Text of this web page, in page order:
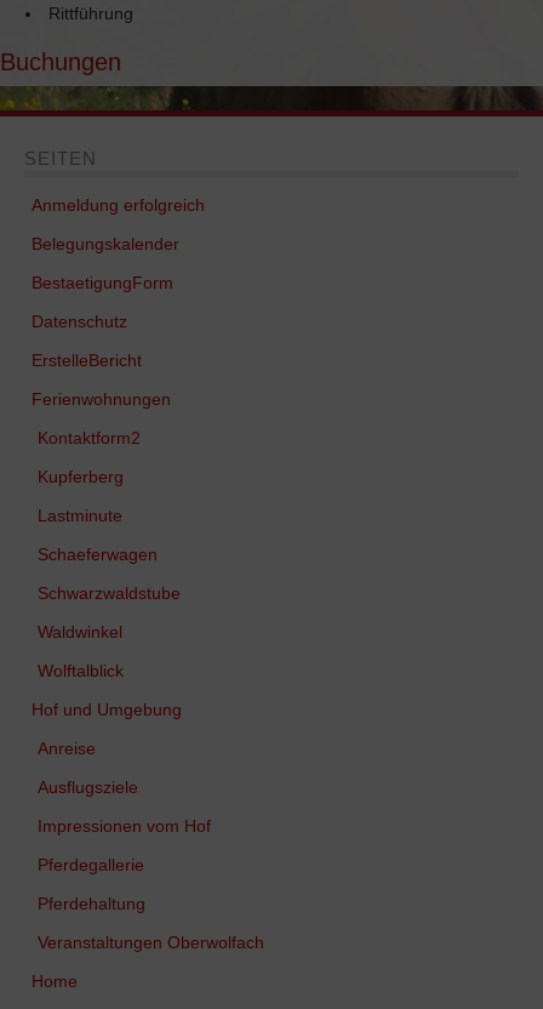
Schäferwagen „Little Cottage“
Ferienwohnung „Waldwinkel“
Ferienwohnung „Schwarzwaldstube“
Ferienhaus „Wolftalblick“
Das Islandpferd
Wanderritt-Reports
BELEGUNGSKALENDER
Rittführung
Buchungen
SEITEN
Anmeldung erfolgreich
Belegungskalender
BestaetigungForm
Datenschutz
ErstelleBericht
Ferienwohnungen
Kontaktform2
Kupferberg
Lastminute
Schaeferwagen
Schwarzwaldstube
Waldwinkel
Wolftalblick
Hof und Umgebung
Anreise
Ausflugsziele
Impressionen vom Hof
Pferdegallerie
Pferdehaltung
Veranstaltungen Oberwolfach
Home